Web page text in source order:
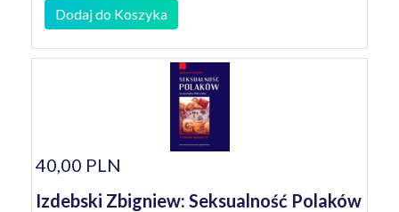
Dodaj do Koszyka
40,00 PLN
Izdebski Zbigniew: Seksualność Polaków